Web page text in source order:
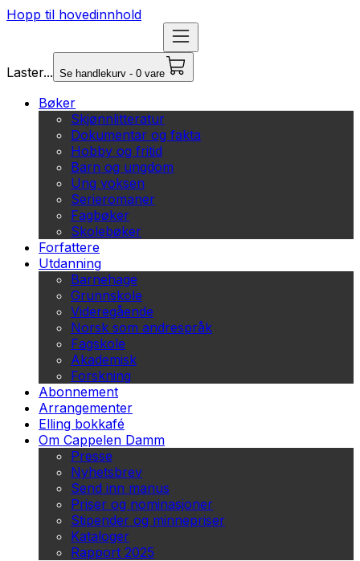
Hopp til hovedinnhold
Laster... Se handlekurv - 0 vare
Bøker
Skjønnlitteratur
Dokumentar og fakta
Hobby og fritid
Barn og ungdom
Ung voksen
Serieromaner
Fagbøker
Skolebøker
Forfattere
Utdanning
Barnehage
Grunnskole
Videregående
Norsk som andrespråk
Fagskole
Akademisk
Forskning
Abonnement
Arrangementer
Elling bokkafé
Om Cappelen Damm
Presse
Nyhetsbrev
Send inn manus
Priser og nominasjoner
Stipender og minnepriser
Kataloger
Rapport 2025